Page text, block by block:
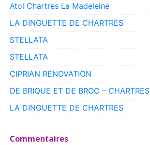
Atol Chartres La Madeleine
LA DINGUETTE DE CHARTRES
STELLATA
STELLATA
CIPRIAN RENOVATION
DE BRIQUE ET DE BROC – CHARTRES
LA DINGUETTE DE CHARTRES
Commentaires